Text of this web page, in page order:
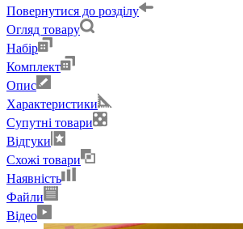
Повернутися до розділу
Огляд товару
Набір
Комплект
Опис
Характеристики
Супутні товари
Відгуки
Схожі товари
Наявність
Файли
Відео